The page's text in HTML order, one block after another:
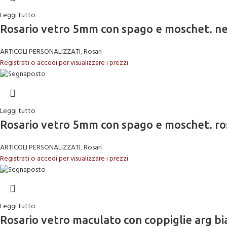
Leggi tutto
Rosario vetro 5mm con spago e moschet.
ARTICOLI PERSONALIZZATI,Rosari
Registrati o accedi per visualizzare i prezzi
Leggi tutto
Rosario vetro 5mm con spago e moschet.
ARTICOLI PERSONALIZZATI,Rosari
Registrati o accedi per visualizzare i prezzi
Leggi tutto
Rosario vetro maculato con coppiglie arg